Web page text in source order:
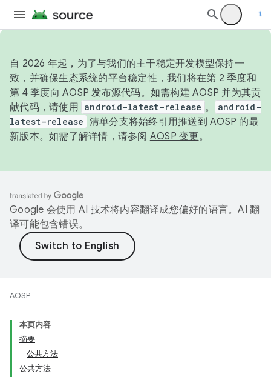
自 2026 年起，为了与我们的主干稳定开发模型保持一
致，并确保生态系统的平台稳定性，我们将在第 2 季度和
第 4 季度向 AOSP 发布源代码。如需构建 AOSP 并为其贡
献代码，请使用 android-latest-release 。
android-
latest-release 清单分支将始终引用推送到 AOSP 的最
新版本。如需了解详情，请参阅 AOSP 变更。
Google 会使用 AI 技术将内容翻译成您偏好的语言。AI 翻
译可能包含错误。
AOSP
本页内容
摘要
公共方法
公共方法